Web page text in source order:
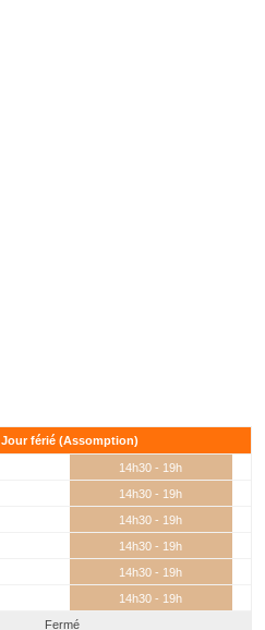
Jour férié (Assomption)
14h30 - 19h
14h30 - 19h
14h30 - 19h
14h30 - 19h
14h30 - 19h
14h30 - 19h
Fermé